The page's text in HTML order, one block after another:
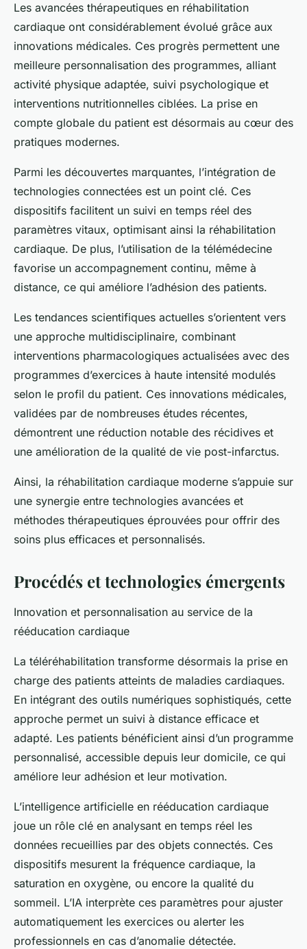
Les avancées thérapeutiques en réhabilitation
cardiaque ont considérablement évolué grâce aux
innovations médicales. Ces progrès permettent une
meilleure personnalisation des programmes, alliant
activité physique adaptée, suivi psychologique et
interventions nutritionnelles ciblées. La prise en
compte globale du patient est désormais au cœur des
pratiques modernes.
Parmi les découvertes marquantes, l’intégration de
technologies connectées est un point clé. Ces
dispositifs facilitent un suivi en temps réel des
paramètres vitaux, optimisant ainsi la réhabilitation
cardiaque. De plus, l’utilisation de la télémédecine
favorise un accompagnement continu, même à
distance, ce qui améliore l’adhésion des patients.
Les tendances scientifiques actuelles s’orientent vers
une approche multidisciplinaire, combinant
interventions pharmacologiques actualisées avec des
programmes d’exercices à haute intensité modulés
selon le profil du patient. Ces innovations médicales,
validées par de nombreuses études récentes,
démontrent une réduction notable des récidives et
une amélioration de la qualité de vie post-infarctus.
Ainsi, la réhabilitation cardiaque moderne s’appuie sur
une synergie entre technologies avancées et
méthodes thérapeutiques éprouvées pour offrir des
soins plus efficaces et personnalisés.
Procédés et technologies émergents
Innovation et personnalisation au service de la
rééducation cardiaque
La téléréhabilitation transforme désormais la prise en
charge des patients atteints de maladies cardiaques.
En intégrant des outils numériques sophistiqués, cette
approche permet un suivi à distance efficace et
adapté. Les patients bénéficient ainsi d’un programme
personnalisé, accessible depuis leur domicile, ce qui
améliore leur adhésion et leur motivation.
L’intelligence artificielle en rééducation cardiaque
joue un rôle clé en analysant en temps réel les
données recueillies par des objets connectés. Ces
dispositifs mesurent la fréquence cardiaque, la
saturation en oxygène, ou encore la qualité du
sommeil. L’IA interprète ces paramètres pour ajuster
automatiquement les exercices ou alerter les
professionnels en cas d’anomalie détectée.